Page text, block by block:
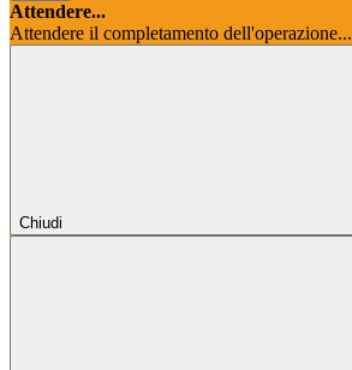
Attendere...
Attendere il completamento dell'operazione...
Chiudi